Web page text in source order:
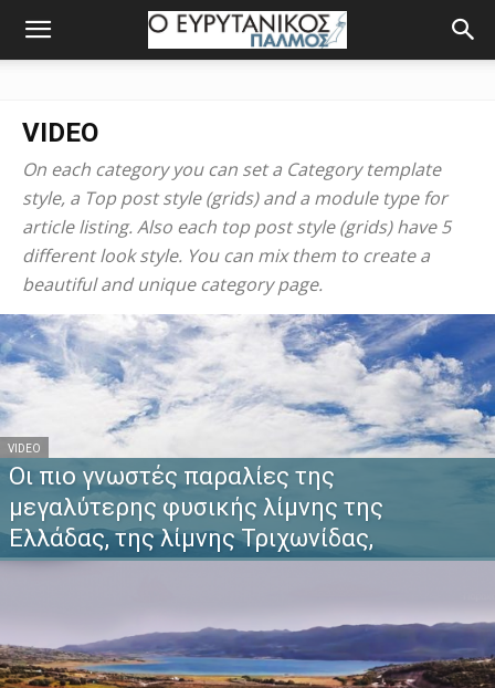
VIDEO
On each category you can set a Category template
style, a Top post style (grids) and a module type for
article listing. Also each top post style (grids) have 5
different look style. You can mix them to create a
beautiful and unique category page.
VIDEO
Οι πιο γνωστές παραλίες της
μεγαλύτερης φυσικής λίμνης της
Ελλάδας, της λίμνης Τριχωνίδας,